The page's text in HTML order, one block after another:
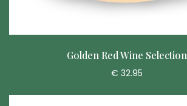
Golden Red Wine Selection
€ 32.95